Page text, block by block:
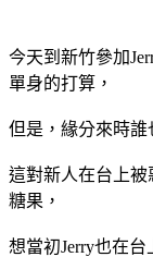
今天到新竹參加
單身的打算，
但是，緣分來時
這對新人在台上
糖果，
想當初Jerry也在